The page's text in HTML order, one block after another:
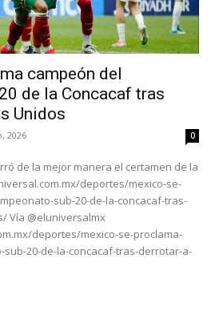
campeón del
de la Concacaf tras
Unidos
2026 0
de la mejor manera el certamen de la
deportes/mexico-se-
sub-20-de-la-concacaf-tras-
deportes/mexico-se-proclama-
20-de-la-concacaf-tras-derrotar-a-